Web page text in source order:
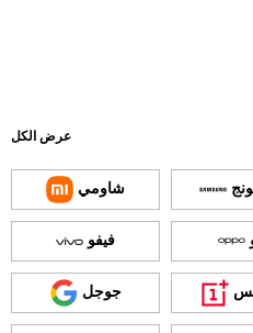
عرض الكل
شاومي
فيفو
جوجل